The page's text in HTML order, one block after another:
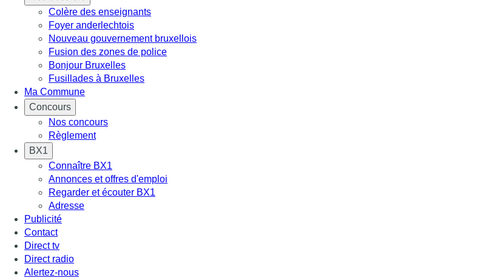
Colère des enseignants
Foyer anderlechtois
Nouveau gouvernement bruxellois
Fusion des zones de police
Bonjour Bruxelles
Fusillades à Bruxelles
Ma Commune
Concours
Nos concours
Règlement
BX1
Connaître BX1
Annonces et offres d'emploi
Regarder et écouter BX1
Adresse
Publicité
Contact
Direct tv
Direct radio
Alertez-nous